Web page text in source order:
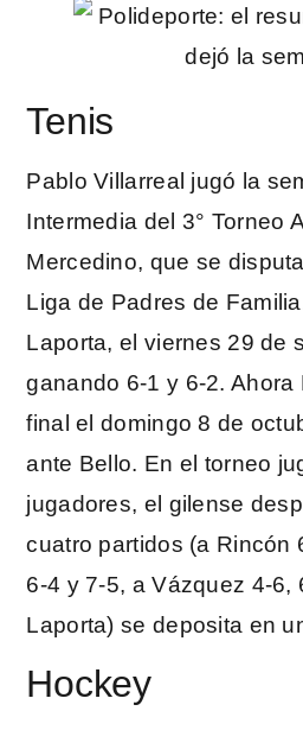
Tenis
Pablo Villarreal jugó la
Intermedia del 3° Torneo
Mercedino, que se
Liga de Padres de
Laporta, el viernes 29 de
ganando 6-1 y 6-2. Ahora
final el domingo 8 de
ante Bello. En el torneo
jugadores, el gilense
cuatro partidos (a Rincón
6-4 y 7-5, a Vázquez 4-6,
Laporta) se deposita en
Hockey